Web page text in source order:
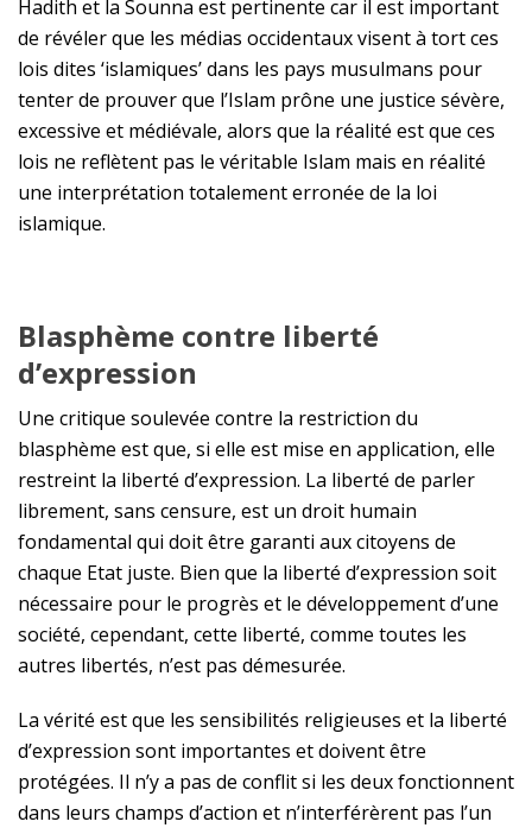
Hadith et la Sounna est pertinente car il est important
de révéler que les médias occidentaux visent à tort ces
lois dites ‘islamiques’ dans les pays musulmans pour
tenter de prouver que l’Islam prône une justice sévère,
excessive et médiévale, alors que la réalité est que ces
lois ne reflètent pas le véritable Islam mais en réalité
une interprétation totalement erronée de la loi
islamique.
Blasphème contre liberté
d’expression
Une critique soulevée contre la restriction du
blasphème est que, si elle est mise en application, elle
restreint la liberté d’expression. La liberté de parler
librement, sans censure, est un droit humain
fondamental qui doit être garanti aux citoyens de
chaque Etat juste. Bien que la liberté d’expression soit
nécessaire pour le progrès et le développement d’une
société, cependant, cette liberté, comme toutes les
autres libertés, n’est pas démesurée.
La vérité est que les sensibilités religieuses et la liberté
d’expression sont importantes et doivent être
protégées. Il n’y a pas de conflit si les deux fonctionnent
dans leurs champs d’action et n’interférèrent pas l’un